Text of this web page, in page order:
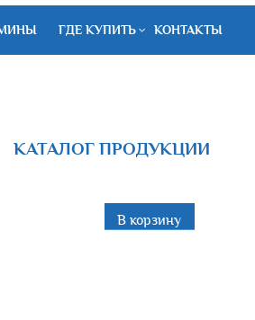
ГДЕ КУПИТЬ КОНТАКТЫ
КАТАЛОГ ПРОДУКЦИИ